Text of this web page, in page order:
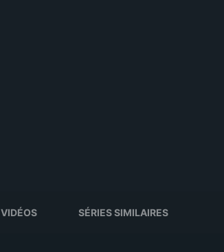
VIDÉOS SÉRIES SIMILAIRES